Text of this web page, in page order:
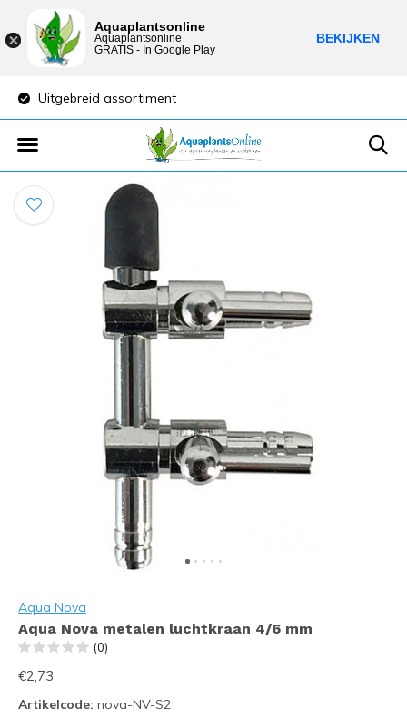
Uitgebreid assortiment
Aqua Nova
Aqua Nova metalen luchtkraan 4/6 mm
(0)
€2,73
Artikelcode: nova-NV-S2
Aquaplantsonline
Aquaplantsonline
GRATIS - In Google Play
BEKIJKEN